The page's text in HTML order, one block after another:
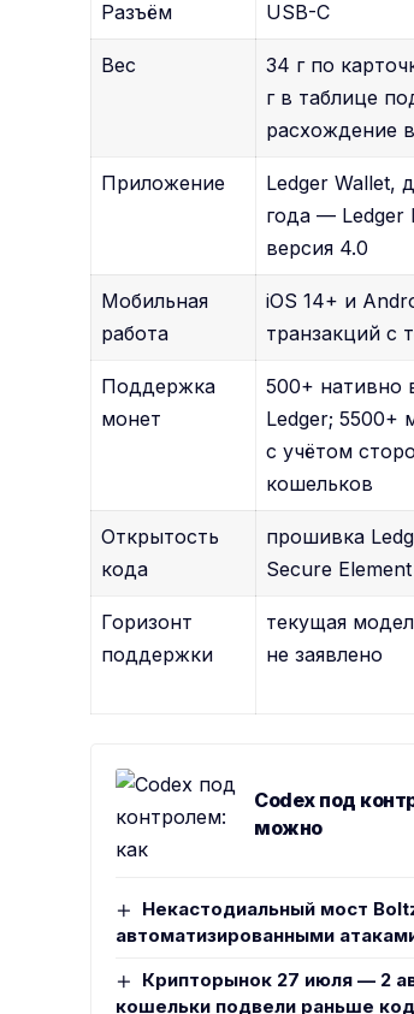
Разъём USB-C
Вес
34 г по
г в таблице
расхождение
Приложение
Ledger Wallet,
года — Ledger
версия 4.0
Мобильная
работа
iOS 14+ и
транзакций с
Поддержка
монет
500+ нативно
Ledger; 5500+
с учётом
кошельков
Открытость
кода
прошивка
Secure
Горизонт
поддержки
текущая
не заявлено
Codex под
можно
Некастодиальный мост
автоматизированными
Крипторынок 27 июля — 2
кошельки подвели раньше